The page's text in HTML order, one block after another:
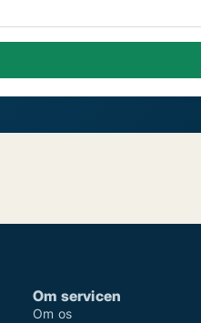
Om servicen
Om os